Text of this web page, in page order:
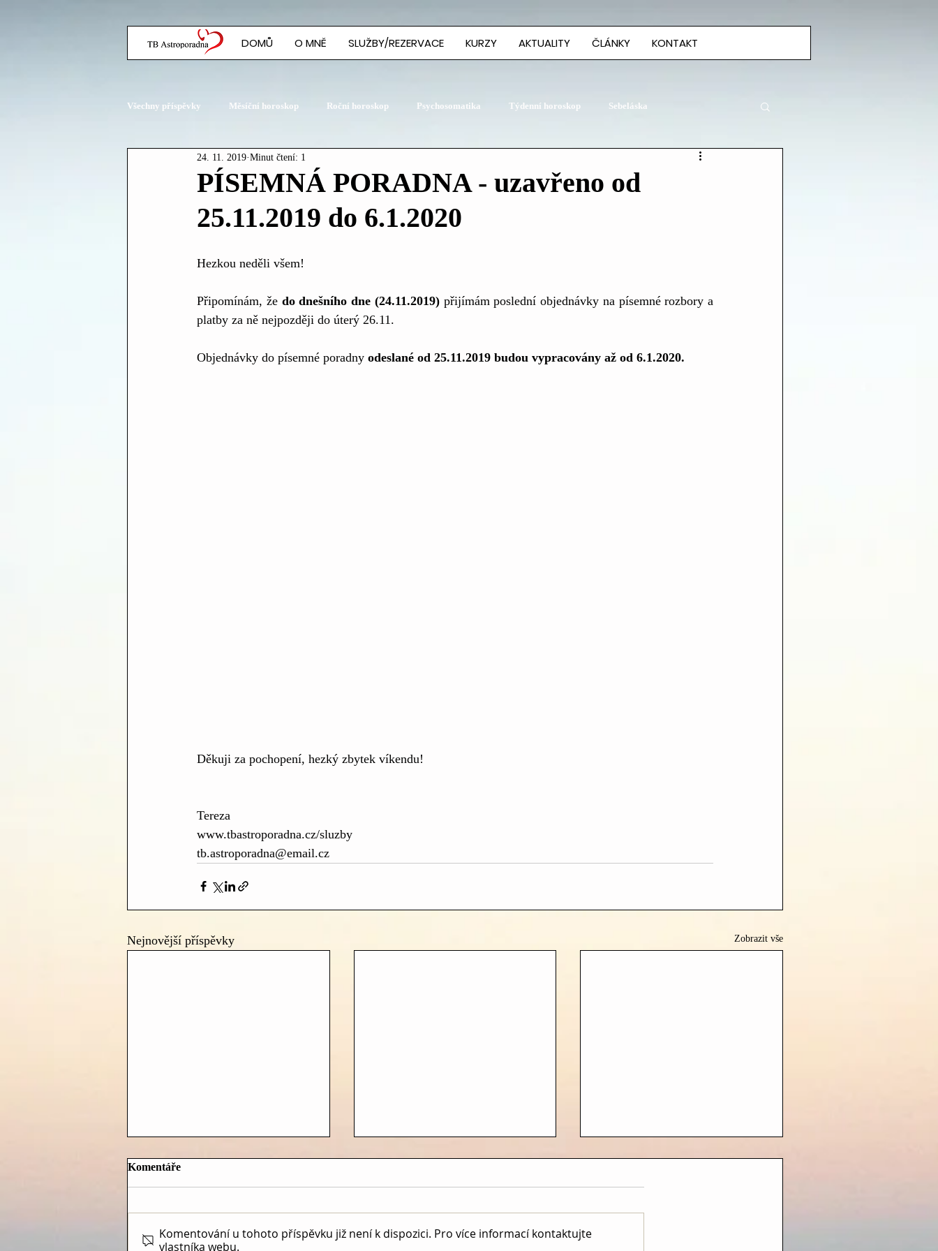
DOMŮ O MNĚ SLUŽBY/REZERVACE KURZY AKTUALITY ČLÁNKY KONTAKT
Všechny příspěvky Měsíční horoskop Roční horoskop Psychosomatika Týdenní horoskop Sebeláska
Planetární konstelace
PÍSEMNÁ PORADNA - uzavřeno od
25.11.2019 do 6.1.2020
24. 11. 2019 Minut čtení: 1
Hezkou neděli všem!
Připomínám, že do dnešního dne (24.11.2019) přijímám poslední objednávky na písemné rozbory a
platby za ně nejpozději do úterý 26.11.
Objednávky do písemné poradny odeslané od 25.11.2019 budou vypracovány až od 6.1.2020.
Děkuji za pochopení, hezký zbytek víkendu!
Tereza
www.tbastroporadna.cz/sluzby
tb.astroporadna@email.cz
Nejnovější příspěvky Zobrazit vše
Komentáře
Komentování u tohoto příspěvku již není k dispozici. Pro více informací kontaktujte
vlastníka webu.